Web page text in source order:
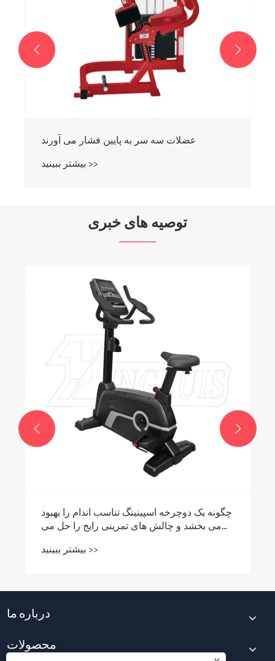
عضلات سه سر به پایین فشار می آورند
بیشتر ببینید >>
 
توصیه های خبری
چگونه یک دوچرخه اسپینینگ تناسب اندام را بهبود
می بخشد و چالش های تمرینی رایج را حل می
بیشتر ببینید >>
 
درباره ما
محصولات